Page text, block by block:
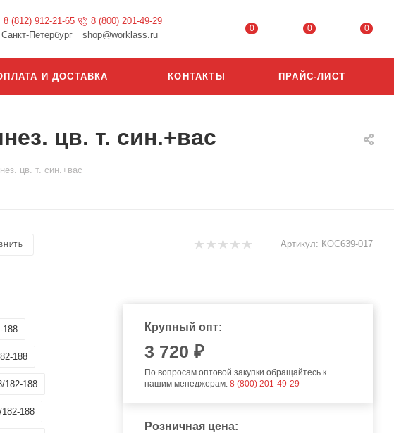
8 (812) 912-21-65
Санкт-Петербург
8 (800) 201-49-29
shop@worklass.ru
0 0 0
И ДОСТАВКА КОНТАКТЫ ПРАЙС-ЛИСТ
цв. т. син.+вас
цв. т. син.+вас
Артикул: КОС639-017
188
188
182-188
182-188
Крупный опт:
3 720 ₽
По вопросам оптовой закупки обращайтесь к
нашим менеджерам: 8 (800) 201-49-29
Розничная цена: